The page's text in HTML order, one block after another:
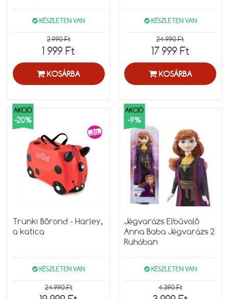
KÉSZLETEN VAN
2 990 Ft
1 999 Ft
KOSÁRBA
KÉSZLETEN VAN
24 990 Ft
17 999 Ft
KOSÁRBA
AKCIÓ
-20%
Trunki Bőrönd - Harley,
a katica
KÉSZLETEN VAN
24 990 Ft
AKCIÓ
-9%
Jégvarázs Elbűvölő
Anna Baba Jégvarázs 2
Ruhában
KÉSZLETEN VAN
4 390 Ft